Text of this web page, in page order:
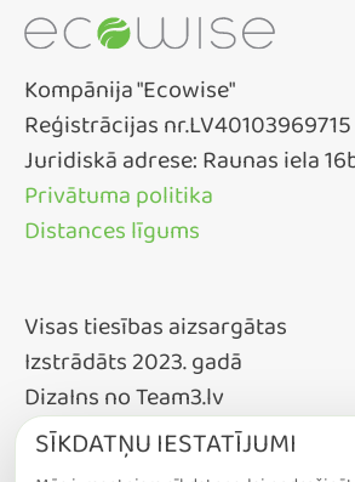
Kompānija "Ecowise"
Reģistrācijas nr.LV40103969715
Juridiskā adrese: Raunas iela
Privātuma politika
Distances līgums
Visas tiesības aizsargātas
Izstrādāts 2023. gadā
DizaIns no Team3.lv
SĪKDATŅU IESTATĪJUMI